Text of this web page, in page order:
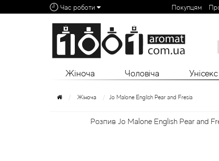
Час роботи Покупцям
Алфавітний покажчик: 0 - 9 A B C D F G H
Жіноча Чоловіча Унісекс
Жіноча Jo Malone English Pear and Fresia
Розпив Jo Malone English Pear and